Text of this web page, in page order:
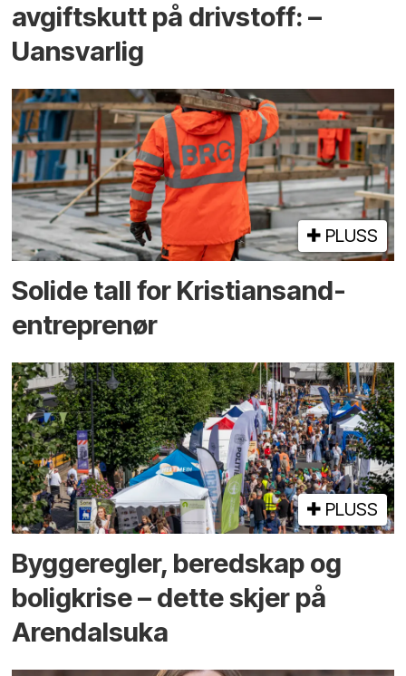
avgiftskutt på drivstoff: –
Uansvarlig
PLUSS
Solide tall for Kristiansand-
entreprenør
PLUSS
Bygge­regler, beredskap og
bolig­krise – dette skjer på
Arendals­uka